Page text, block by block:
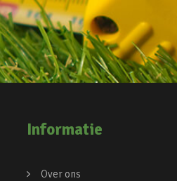
Informatie
Over ons